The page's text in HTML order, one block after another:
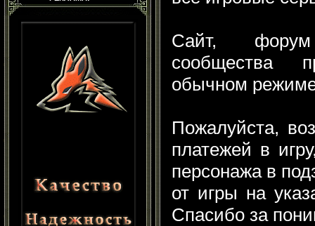
Сайт,
сообщества
обычном
Пожалуйста,
платежей в
персонажа в
от игры на
Спасибо за